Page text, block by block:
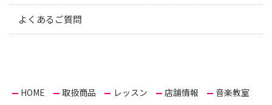
よくあるご質問
HOME 取扱商品 レッスン 店舗情報
音楽教室